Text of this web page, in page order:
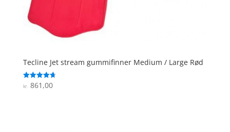
Tecline Jet stream gummifinner Medium / Large Rød
Vurderet
4.7
kr.861,00